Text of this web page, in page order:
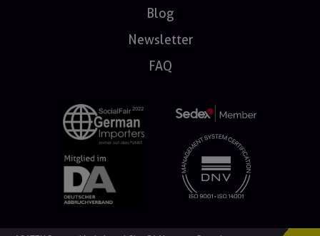
Blog
Newsletter
FAQ